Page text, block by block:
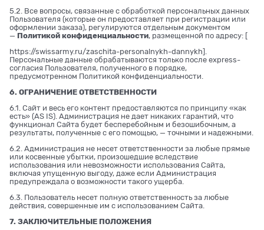
5.2. Все вопросы, связанные с обработкой персональных данных
Пользователя (которые он предоставляет при регистрации или
оформлении заказа), регулируются отдельным документом
— Политикой конфиденциальности, размещенной по адресу: [
https://swissarmy.ru/zaschita-personalnykh-dannykh].
Персональные данные обрабатываются только после express-
согласия Пользователя, полученного в порядке,
предусмотренном Политикой конфиденциальности.
6. ОГРАНИЧЕНИЕ ОТВЕТСТВЕННОСТИ
6.1. Сайт и весь его контент предоставляются по принципу «как
есть» (AS IS). Администрация не дает никаких гарантий, что
функционал Сайта будет бесперебойным и безошибочным, а
результаты, полученные с его помощью, — точными и надежными.
6.2. Администрация не несет ответственности за любые прямые
или косвенные убытки, произошедшие вследствие
использования или невозможности использования Сайта,
включая упущенную выгоду, даже если Администрация
предупреждала о возможности такого ущерба.
6.3. Пользователь несет полную ответственность за любые
действия, совершенные им с использованием Сайта.
7. ЗАКЛЮЧИТЕЛЬНЫЕ ПОЛОЖЕНИЯ